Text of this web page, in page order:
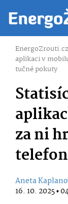
EnergoZrouti.cz
aplikaci v
tučné pokuty
za ni
Aneta
16. 10. 2025 ▪